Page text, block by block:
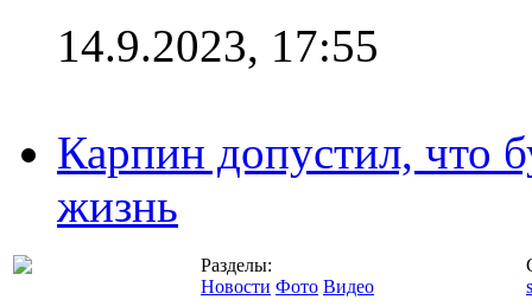
14.9.2023, 17:55
Карпин допустил, что
жизнь
Разделы:
Новости Фото Видео